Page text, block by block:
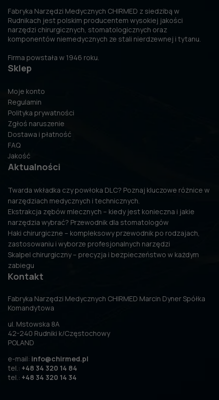
Fabryka Narzędzi Medycznych CHIRMED z siedzibą w
Rudnikach jest polskim producentem wysokiej jakości
narzędzi chirurgicznych, stomatologicznych oraz
komponentów niemedycznych ze stali nierdzewnej i tytanu.
Firma powstała w 1946 roku.
Sklep
Moje konto
Regulamin
Polityka prywatności
Zgłoś naruszenie
Dostawa i płatność
FAQ
Jakość
Aktualności
Twarda wkładka czy powłoka DLC? Poznaj kluczowe różnice w
narzędziach medycznych i technicznych.
Ekstrakcja zębów mlecznych – kiedy jest konieczna i jakie
narzędzia wybrać? Przewodnik dla stomatologów
Haki chirurgiczne – kompleksowy przewodnik po rodzajach,
zastosowaniu i wyborze profesjonalnych narzędzi
Skalpel chirurgiczny – precyzja i bezpieczeństwo w każdym
zabiegu
Kontakt
Fabryka Narzędzi Medycznych CHIRMED Marcin Dyner Spółka
Komandytowa
ul. Mstowska 8A
42-240 Rudniki k/Częstochowy
POLAND
e-mail: info@chirmed.pl
tel.: +48 34 320 14 84
tel.: +48 34 320 14 34